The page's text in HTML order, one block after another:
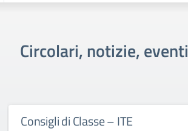
Circolari, notizie,
Consigli di Classe – ITE